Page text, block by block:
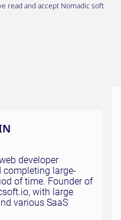
read and accept Nomadic soft
developer
large-
of time. Founder of
with large
various SaaS